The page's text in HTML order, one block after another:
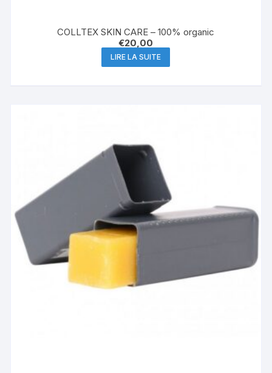
COLLTEX SKIN CARE – 100% organic
€20,00
LIRE LA SUITE